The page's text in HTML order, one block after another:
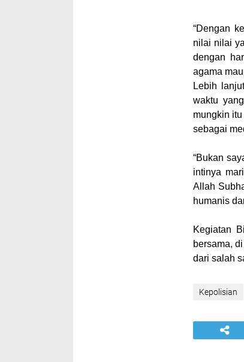
“Dengan
nilai nilai
dengan
agama
Lebih
waktu
mungkin
sebagai
“Bukan
intinya
Allah
humanis
Kegiatan
bersama,
dari salah
Kepolisian